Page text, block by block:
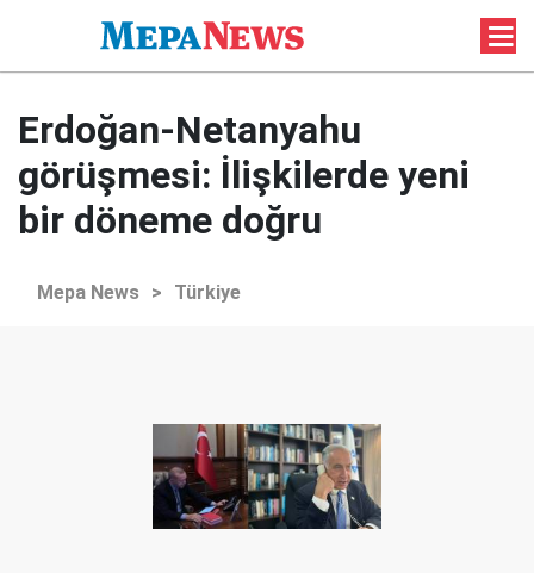
Erdoğan-Netanyahu
görüşmesi: İlişkilerde yeni
bir döneme doğru
Mepa News > Türkiye